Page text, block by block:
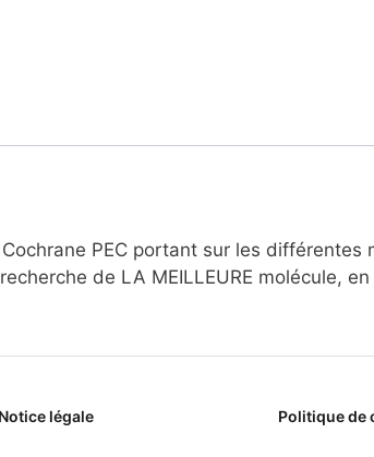
PEC portant sur les différentes
de LA MEILLEURE molécule,
Notice légale Politique de